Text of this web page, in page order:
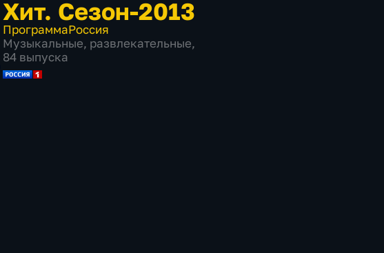
Хит. Сезон-2013
ПрограммаРоссия
Музыкальные, развлекательные,
84 выпуска